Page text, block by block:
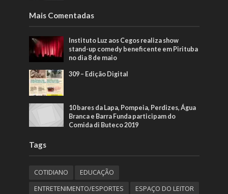
Mais Comentadas
Instituto Luz aos Cegos realiza show
stand-up comedy beneficente em Pirituba
no dia 8 de maio
309 – Edição Digital
10 bares da Lapa, Pompeia, Perdizes, Água
Branca e Barra Funda participam do
Comida di Buteco 2019
Tags
COTIDIANO
EDUCAÇÃO
ENTRETENIMENTO/ESPORTES
ESPAÇO DO LEITOR